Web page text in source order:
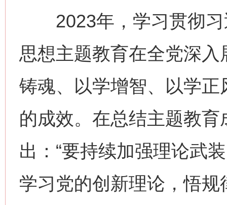
2023年，学习贯彻习
思想主题教育在全党深
铸魂、以学增智、以学
的成效。在总结主题教
出：“要持续加强理论武
学习党的创新理论，悟